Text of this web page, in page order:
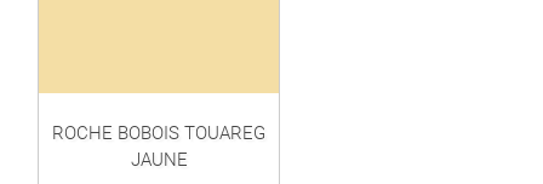
ROCHE BOBOIS TOUAREG
JAUNE